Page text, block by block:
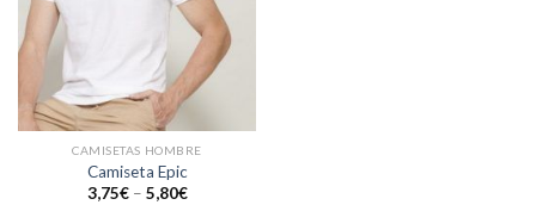
CAMISETAS HOMBRE
Camiseta Epic
3,75€– 5,80€